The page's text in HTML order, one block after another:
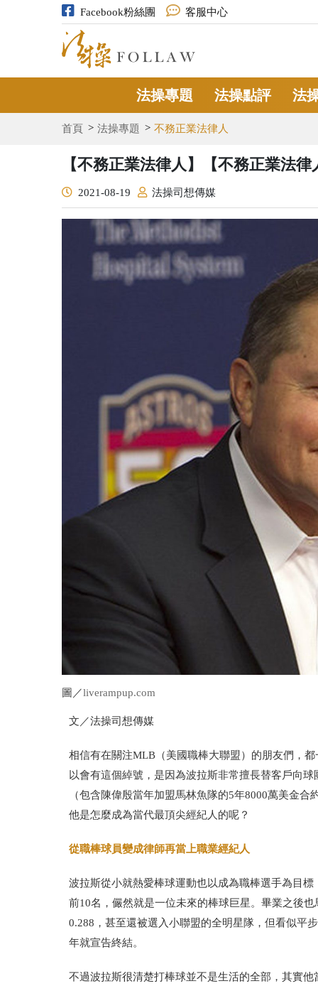
Facebook粉絲團 客服中心
法操專題 法操點評 法
首頁 法操專題 不務正業法律人
【不務正業法律人】【不務正業法
2021-08-19 法操司想傳媒
圖／liverampup.com
文／法操司想傳媒
相信有在關注MLB （美國職棒大聯盟）的朋友們，
以會有這個綽號，是因為波拉斯非常擅長替客戶向
（包含陳偉殷當年加盟馬林魚隊的5年8000萬美金合
他是怎麼成為當代最頂尖經紀人的呢？
從職棒球員變成律師再當上職業經紀人
波拉斯從小就熱愛棒球運動也以成為職棒選手為目
前10名，儼然就是一位未來的棒球巨星。畢業之後
0.288 ，甚至還被選入小聯盟的全明星隊，但看似平
年就宣告終結。
不過波拉斯很清楚打棒球並不是生活的全部，其實